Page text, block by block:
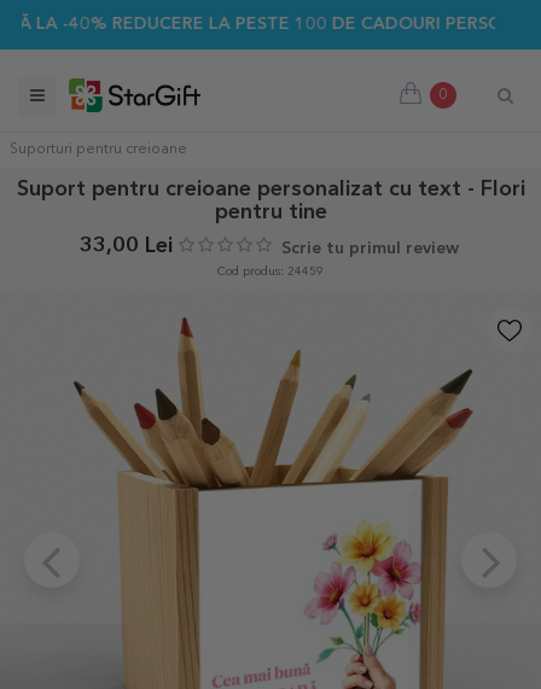
REDUCERE LA PESTE 100 DE CADOURI PERSONALIZATE ☀️
0
Suporturi pentru creioane
Suport pentru creioane personalizat cu text - Flori
pentru tine
33,00 Lei
Scrie tu primul review
Cod produs: 24459